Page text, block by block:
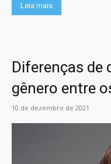
Leia mais
Diferenças de
gênero entre
10 de dezembro de 2021